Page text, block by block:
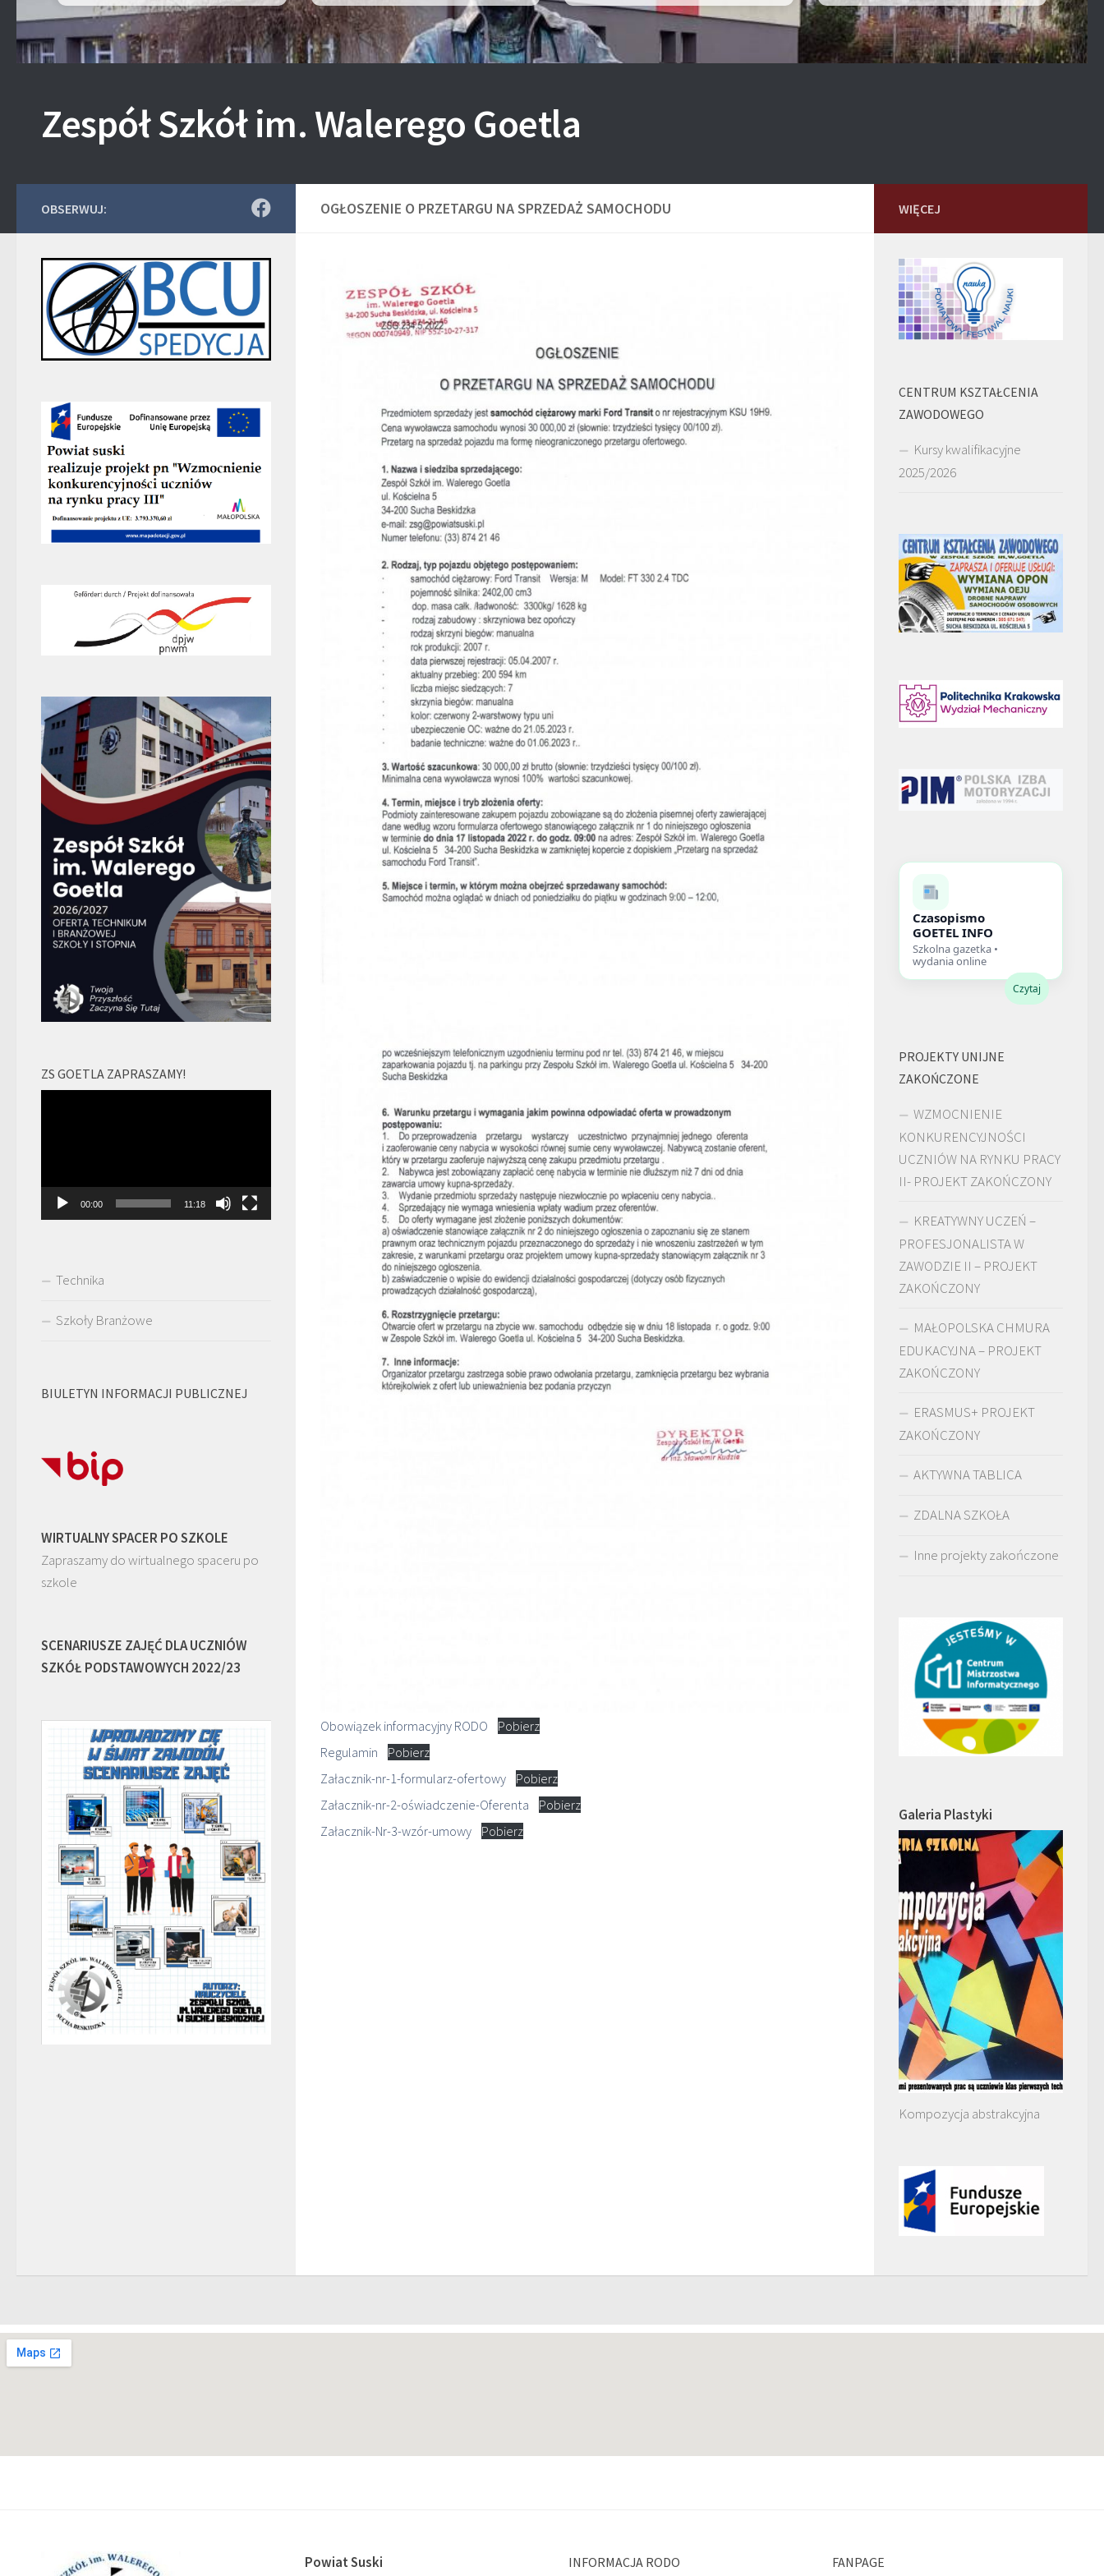
Zespół Szkół im. Walerego Goetla
OGŁOSZENIE O PRZETARGU NA SPRZEDAŻ SAMOCHODU
Obowiązek informacyjny RODO
Pobierz
Regulamin
Pobierz
Załacznik-nr-1-formularz-ofertowy
Pobierz
Załacznik-nr-2-oświadczenie-Oferenta
Pobierz
Załacznik-Nr-3-wzór-umowy
Pobierz
OBSERWUJ:
ZS GOETLA ZAPRASZAMY!
00:00 11:18
Technika
Szkoły Branżowe
BIULETYN INFORMACJI PUBLICZNEJ
WIRTUALNY SPACER PO SZKOLE
Zapraszamy do wirtualnego spaceru po
szkole
SCENARIUSZE ZAJĘĆ DLA UCZNIÓW
SZKÓŁ PODSTAWOWYCH 2022/23
WIĘCEJ
CENTRUM KSZTAŁCENIA
ZAWODOWEGO
Kursy kwalifikacyjne
2025/2026
Czasopismo
GOETEL INFO
Szkolna gazetka •
wydania online
Czytaj
PROJEKTY UNIJNE
ZAKOŃCZONE
WZMOCNIENIE
KONKURENCYJNOŚCI
UCZNIÓW NA RYNKU PRACY
II- PROJEKT ZAKOŃCZONY
KREATYWNY UCZEŃ –
PROFESJONALISTA W
ZAWODZIE II – PROJEKT
ZAKOŃCZONY
MAŁOPOLSKA CHMURA
EDUKACYJNA – PROJEKT
ZAKOŃCZONY
ERASMUS+ PROJEKT
ZAKOŃCZONY
AKTYWNA TABLICA
ZDALNA SZKOŁA
Inne projekty zakończone
Galeria Plastyki
Kompozycja abstrakcyjna
Powiat Suski INFORMACJA RODO FANPAGE